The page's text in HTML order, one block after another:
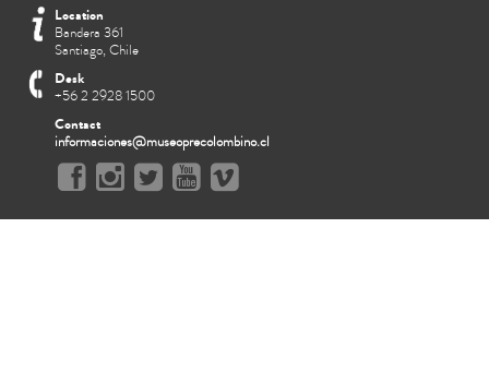
Location
Bandera 361
Santiago, Chile
Desk
+56 2 2928 1500
Contact
informaciones@museoprecolombino.cl